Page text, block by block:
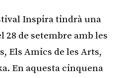
Inspira tindrà una
28 de setembre amb les
Els Amics de les Arts,
En aquesta cinquena